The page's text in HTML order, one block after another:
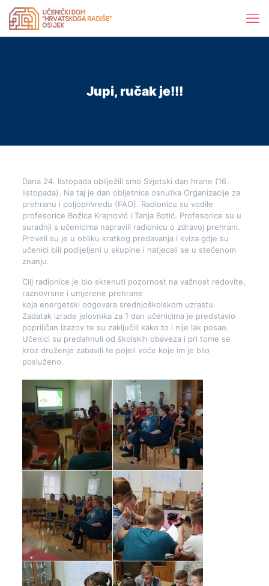
Jupi, ručak je!!!
Dana 24. listopada obilježili smo Svjetski dan hrane (16.
listopada). Na taj je dan obljetnica osnutka Organizacije za
prehranu i poljoprivredu (FAO). Radionicu su vodile
profesorice Božica Krajnović i Tanja Botić. Profesorice su u
suradnji s učenicima napravili radionicu o zdravoj prehrani.
Proveli su je u obliku kratkog predavanja i kviza gdje su
učenici bili podijeljeni u skupine i natjecali se u stečenom
znanju.
Cilj radionice je bio skrenuti pozornost na važnost redovite,
raznovrsne i umjerene prehrane
koja energetski odgovara srednjoškolskom uzrastu.
Zadatak izrade jelovnika za 1 dan učenicima je predstavio
popriličan izazov te su zaključili kako to i nije lak posao.
Učenici su predahnuli od školskih obaveza i pri tome se
kroz druženje zabavili te pojeli voće koje im je bilo
posluženo.